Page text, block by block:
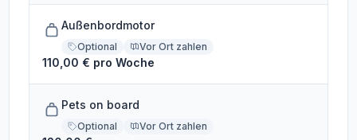
Außenbordmotor
Optional Vor Ort zahlen
110,00 € pro Woche
Pets on board
Optional Vor Ort zahlen